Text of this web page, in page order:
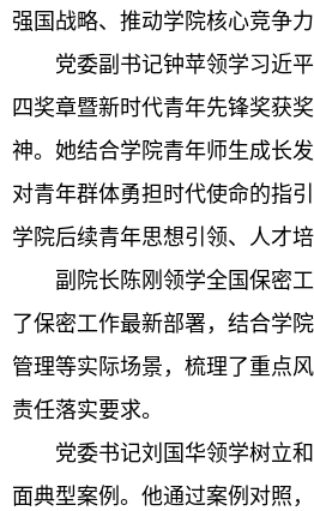
强国战略、推动学院核心竞争
党委副书记钟苹领学习近
四奖章暨新时代青年先锋奖获
神。她结合学院青年师生成长
对青年群体勇担时代使命的指
学院后续青年思想引领、人才
副院长陈刚领学全国保密
了保密工作最新部署，结合学
管理等实际场景，梳理了重点
责任落实要求。
党委书记刘国华领学树立
面典型案例。他通过案例对照